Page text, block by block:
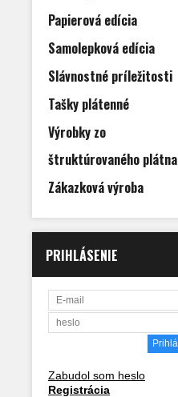
Papierová edícia
Samolepková edícia
Slávnostné príležitosti
Tašky plátenné
Výrobky zo
štruktúrovaného plátna
Zákazková výroba
PRIHLÁSENIE
Zabudol som heslo
Registrácia